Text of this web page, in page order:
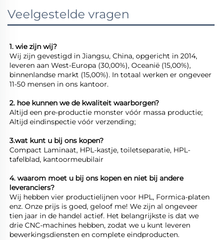
Veelgestelde vragen
1. wie zijn wij?
Wij zijn gevestigd in Jiangsu, China, opgericht in 2014,
leveren aan West-Europa (30,00%), Oceanië (15,00%),
binnenlandse markt (15,00%). In totaal werken er ongeveer
11-50 mensen in ons kantoor.
2. hoe kunnen we de kwaliteit waarborgen?
Altijd een pre-productie monster vóór massa productie;
Altijd eindinspectie vóór verzending;
3.wat kunt u bij ons kopen?
Compact Laminaat, HPL-kastje, toiletseparatie, HPL-
tafelblad, kantoormeubilair
4. waarom moet u bij ons kopen en niet bij andere
leveranciers?
Wij hebben vier productielijnen voor HPL, Formica-platen
enz. Onze prijs is goed, geloof me! We zijn al ongeveer
tien jaar in de handel actief. Het belangrijkste is dat we
drie CNC-machines hebben, zodat we u kunt leveren
bewerkingsdiensten en complete eindproducten.